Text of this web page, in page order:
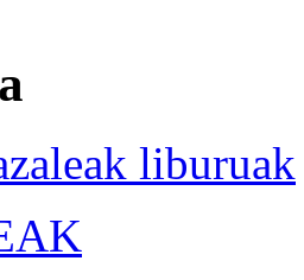
liburuak